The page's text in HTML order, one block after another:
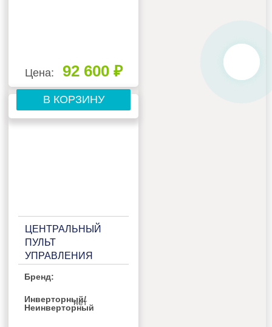
Цена: 92 600 ₽
В КОРЗИНУ
ЦЕНТРАЛЬНЫЙ
ПУЛЬТ
УПРАВЛЕНИЯ
Бренд:
Инверторный/
Неинверторный
нет